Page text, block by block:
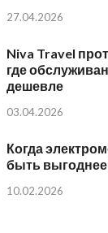
27.04.2026
Niva Travel
где
дешевле
03.04.2026
Когда
быть
10.02.2026